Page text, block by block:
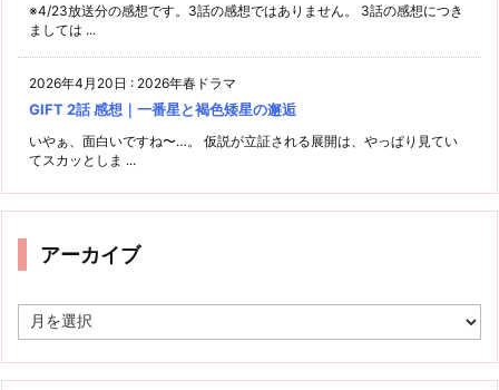
※4/23放送分の感想です。3話の感想ではありません。 3話の感想につき
ましては ...
2026年4月20日 : 2026年春ドラマ
GIFT 2話 感想｜一番星と褐色矮星の邂逅
いやぁ、面白いですね〜…。 仮説が立証される展開は、やっぱり見てい
てスカッとしま ...
アーカイブ
ー
イ